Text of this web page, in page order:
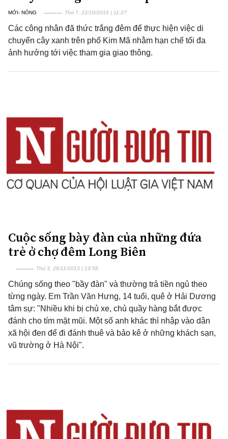
MỚI- NÓNG Thứ 7, 22/10/2016 | 11:27
Các công nhân đã thức trắng đêm để thực hiện việc di
chuyển cây xanh trên phố Kim Mã nhằm hạn chế tối đa
ảnh hưởng tới việc tham gia giao thông.
Cuộc sống bày đàn của những đứa
trẻ ở chợ đêm Long Biên
Thứ 3, 26/11/2013 | 13:58
Chúng sống theo "bầy đàn" và thường trả tiền ngủ theo
từng ngày. Em Trần Văn Hưng, 14 tuổi, quê ở Hải Dương
tâm sự: "Nhiều khi bị chủ xe, chủ quầy hàng bắt được
đánh cho tím mặt mũi. Một số anh khác thì nhập vào dân
xã hội đen để đi đánh thuê và bảo kê ở những khách sạn,
vũ trường ở Hà Nội".